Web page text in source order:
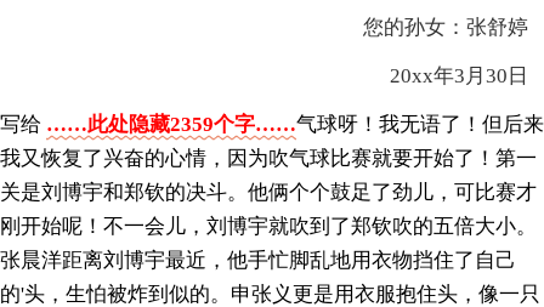
您的孙女：张舒婷
20xx年3月30日
写给 ……此处隐藏2359个字……气球呀！我无语了！但后来
我又恢复了兴奋的心情，因为吹气球比赛就要开始了！第一
关是刘博宇和郑钦的决斗。他俩个个鼓足了劲儿，可比赛才
刚开始呢！不一会儿，刘博宇就吹到了郑钦吹的五倍大小。
张晨洋距离刘博宇最近，他手忙脚乱地用衣物挡住了自己
的'头，生怕被炸到似的。申张义更是用衣服抱住头，像一只